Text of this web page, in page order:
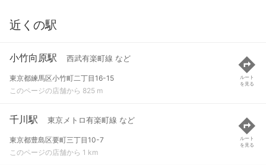
近くの駅
小竹向原駅 西武有楽町線 など
東京都練馬区小竹町二丁目16-15
このページの店舗から 825 m
ルート
を見る
千川駅 東京メトロ有楽町線 など
東京都豊島区要町三丁目10-7
このページの店舗から 1 km
ルート
を見る